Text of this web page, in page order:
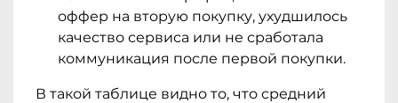
оффер на вторую покупку, ухудшилось
качество сервиса или не сработала
коммуникация после первой покупки.
В такой таблице видно то, что средний